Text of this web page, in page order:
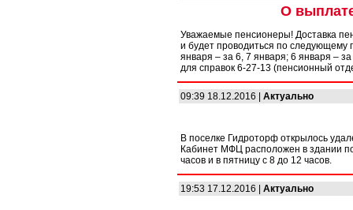
О
Уважаемые пенсионеры! Доставка
и будет проводиться по следующему
января – за 6, 7 января; 6 января –
для справок 6-27-13 (пенсионный
09:39 18.12.2016 | Актуально
В поселке Гидроторф открылось
Кабинет МФЦ расположен в здании
часов и в пятницу с 8 до 12 часов.
19:53 17.12.2016 | Актуально